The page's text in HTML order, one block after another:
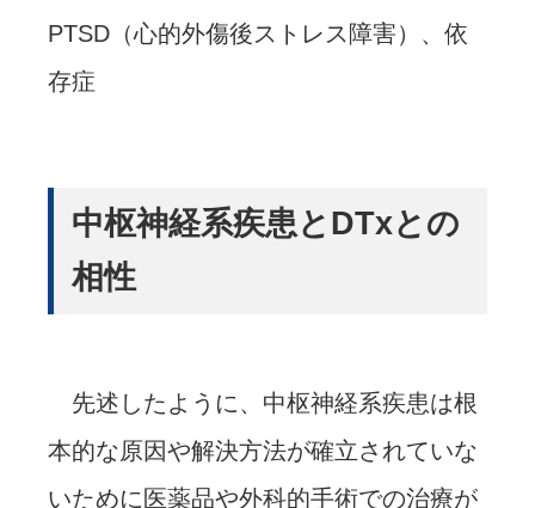
PTSD（心的外傷後ストレス障害）、依
存症
中枢神経系疾患とDTxとの
相性
先述したように、中枢神経系疾患は根
本的な原因や解決方法が確立されていな
いために医薬品や外科的手術での治療が